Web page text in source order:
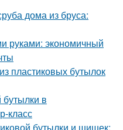
дома из бруса:
руками: экономичный
пластиковых бутылок
в
класс
бутылки и шишек: